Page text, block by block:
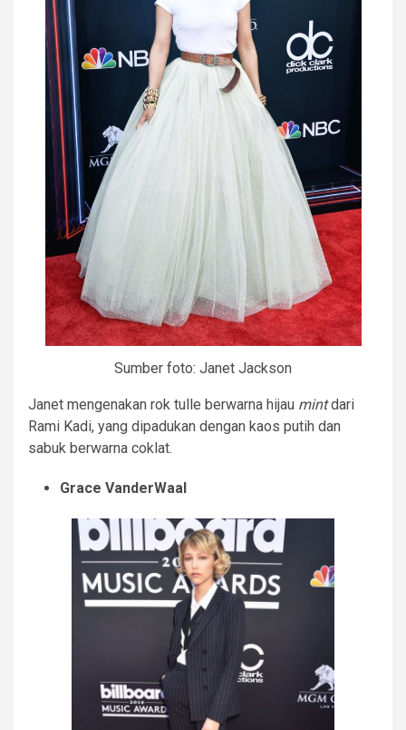
Sumber foto: Janet Jackson
Janet mengenakan rok tulle berwarna hijau mintdari
Rami Kadi, yang dipadukan dengan kaos putih dan
sabuk berwarna coklat.
Grace VanderWaal